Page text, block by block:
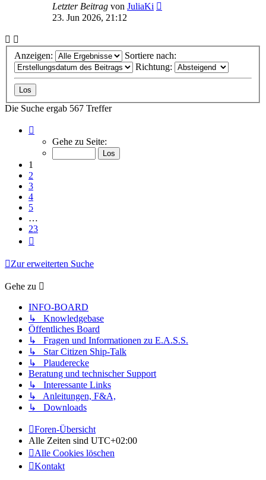
Letzter Beitrag von JuliaKi
23. Jun 2026, 21:12
Anzeigen:
Sortiere nach:
Richtung:
Die Suche ergab 567 Treffer
von
Gehe zu Seite:
1
2
3
4
5
…
23
Zur erweiterten Suche
Gehe zu
INFO-BOARD
↳ Knowledgebase
Öffentliches Board
↳ Fragen und Informationen zu E.A.S.S.
↳ Star Citizen Ship-Talk
↳ Plauderecke
Beratung und technischer Support
↳ Interessante Links
↳ Anleitungen, F&A,
↳ Downloads
Foren-Übersicht
Alle Zeiten sind UTC+02:00
Alle Cookies löschen
Kontakt